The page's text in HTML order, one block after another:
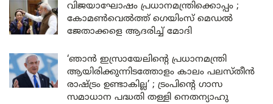
വിജയാഘോഷം പ്രധാനമന്ത്രിക്കൊപ്പം ;
കോമൺവെൽത്ത് ഗെയിംസ് മെഡൽ
ജേതാക്കളെ ആദരിച്ച് മോദി
‘ഞാൻ ഇസ്രായേലിന്റെ പ്രധാനമന്ത്രി
ആയിരിക്കുന്നിടത്തോളം കാലം പലസ്തീൻ
രാഷ്ട്രം ഉണ്ടാകില്ല’ ; ട്രംപിന്റെ ഗാസ
സമാധാന പദ്ധതി തള്ളി നെതന്യാഹു